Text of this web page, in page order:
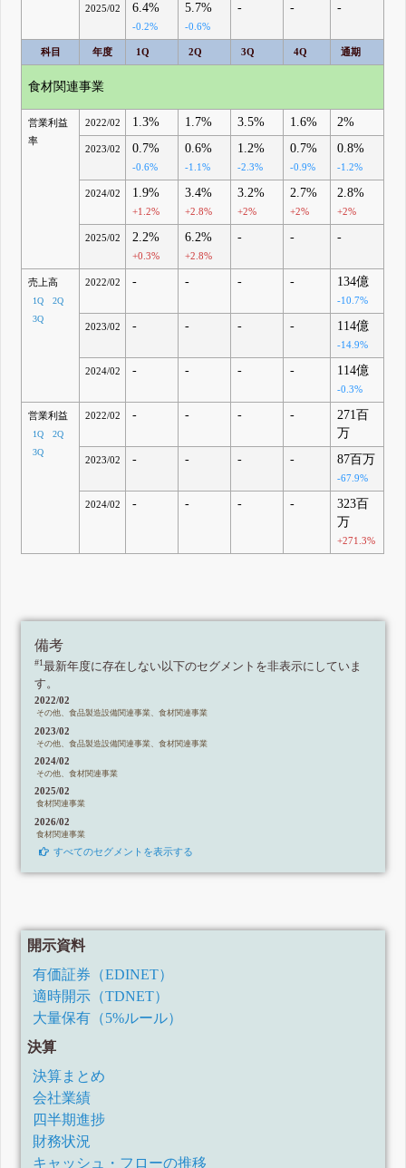
2025/02 6.4%
-0.2%
5.7%
-0.6%
- - -
科目 年度 1Q 2Q 3Q 4Q 通期
食材関連事業
営業利益
率
2022/02 1.3% 1.7% 3.5% 1.6% 2%
2023/02 0.7%
-0.6%
0.6%
-1.1%
1.2%
-2.3%
0.7%
-0.9%
0.8%
-1.2%
2024/02 1.9%
+1.2%
3.4%
+2.8%
3.2%
+2%
2.7%
+2%
2.8%
+2%
2025/02 2.2%
+0.3%
6.2%
+2.8%
- - -
売上高
1Q
2Q
3Q
2022/02 - - - - 134億
-10.7%
2023/02 - - - - 114億
-14.9%
2024/02 - - - - 114億
-0.3%
営業利益
1Q
2Q
3Q
2022/02 - - - -
271百
万
2023/02 - - - - 87百万
-67.9%
2024/02 - - - -
323百
万
+271.3%
備考
#1 最新年度に存在しない以下のセグメントを非表示にしていま
す。
2022/02
その他、食品製造設備関連事業、食材関連事業
2023/02
その他、食品製造設備関連事業、食材関連事業
2024/02
その他、食材関連事業
2025/02
食材関連事業
2026/02
食材関連事業
すべてのセグメントを表示する
開示資料
有価証券（EDINET）
適時開示（TDNET）
大量保有（5%ルール）
決算
決算まとめ
会社業績
四半期進捗
財務状況
キャッシュ・フローの推移